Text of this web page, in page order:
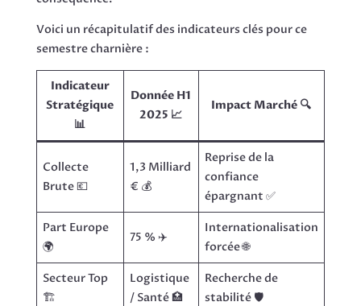
Voici un récapitulatif des indicateurs clés pour ce
semestre charnière :
Indicateur
Stratégique
📊
Donnée H1
2025 📈
Impact Marché 🔍
Collecte
Brute 💶
1,3 Milliard
€ 💰
Reprise de la
confiance
épargnant ✅
Part Europe
🌍
75 % ✈️
Internationalisation
forcée 🌐
Secteur Top
🏗️
Logistique
/ Santé 🏥
Recherche de
stabilité 🛡️